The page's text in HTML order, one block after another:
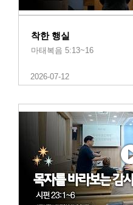
착한 행실
마태복음 5:13~16
2026-07-12